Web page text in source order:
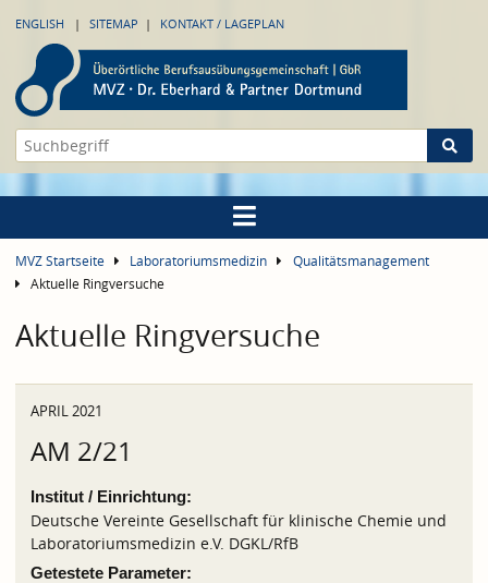
ENGLISH SITEMAP KONTAKT / LAGEPLAN
MVZ Startseite Laboratoriumsmedizin
Qualitätsmanagement
Aktuelle Ringversuche
Aktuelle Ringversuche
APRIL 2021
AM 2/21
Institut / Einrichtung:
Deutsche Vereinte Gesellschaft für klinische Chemie und
Laboratoriumsmedizin e.V. DGKL/RfB
Getestete Parameter: